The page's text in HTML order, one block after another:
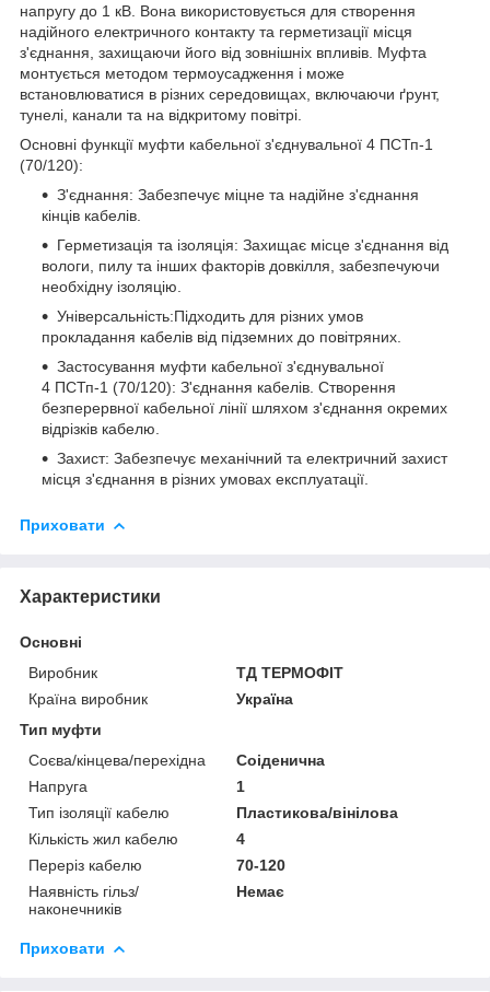
напругу до 1 кВ. Вона використовується для створення
надійного електричного контакту та герметизації місця
з'єднання, захищаючи його від зовнішніх впливів. Муфта
монтується методом термоусадження і може
встановлюватися в різних середовищах, включаючи ґрунт,
тунелі, канали та на відкритому повітрі.
Основні функції муфти кабельної з'єднувальної 4 ПСТп-1
(70/120):
З'єднання: Забезпечує міцне та надійне з'єднання
кінців кабелів.
Герметизація та ізоляція: Захищає місце з'єднання від
вологи, пилу та інших факторів довкілля, забезпечуючи
необхідну ізоляцію.
Універсальність:Підходить для різних умов
прокладання кабелів від підземних до повітряних.
Застосування муфти кабельної з'єднувальної
4 ПСТп-1 (70/120): З'єднання кабелів. Створення
безперервної кабельної лінії шляхом з'єднання окремих
відрізків кабелю.
Захист: Забезпечує механічний та електричний захист
місця з'єднання в різних умовах експлуатації.
Приховати
Характеристики
Основні
Виробник
ТД ТЕРМОФІТ
Країна виробник
Україна
Тип муфти
Соєва/кінцева/перехідна
Соіденична
Напруга
1
Тип ізоляції кабелю
Пластикова/вінілова
Кількість жил кабелю
4
Переріз кабелю
70-120
Наявність гільз/
наконечників
Немає
Приховати